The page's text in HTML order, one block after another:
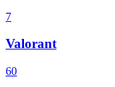
7
Valorant
60